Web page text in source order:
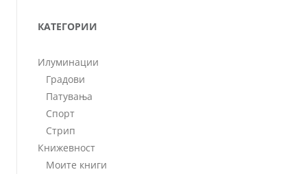
КАТЕГОРИИ
Илуминации
Градови
Патувања
Спорт
Стрип
Книжевност
Моите книги